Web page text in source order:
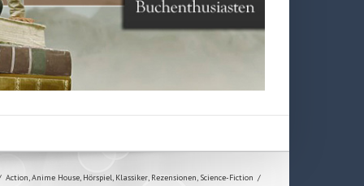
Action,Anime House, Hörspiel, Klassiker, Rezensionen, Science-Fiction /